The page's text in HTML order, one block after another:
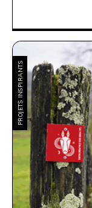
PROJETS INSPIRANTS